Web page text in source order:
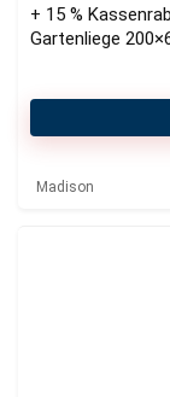
+ 15 %
Gartenliege
Madison